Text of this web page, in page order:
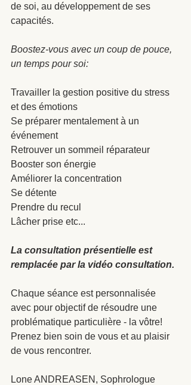
de soi, au développement de ses
capacités.
Boostez-vous avec un coup de pouce,
un temps pour soi:
Travailler la gestion positive du stress
et des émotions
Se préparer mentalement à un
événement
Retrouver un sommeil réparateur
Booster son énergie
Améliorer la concentration
Se détente
Prendre du recul
Lâcher prise etc...
La consultation présentielle est
remplacée par la vidéo consultation.
Chaque séance est personnalisée
avec pour objectif de résoudre une
problématique particulière - la vôtre!
Prenez bien soin de vous et au plaisir
de vous rencontrer.
Lone ANDREASEN, Sophrologue